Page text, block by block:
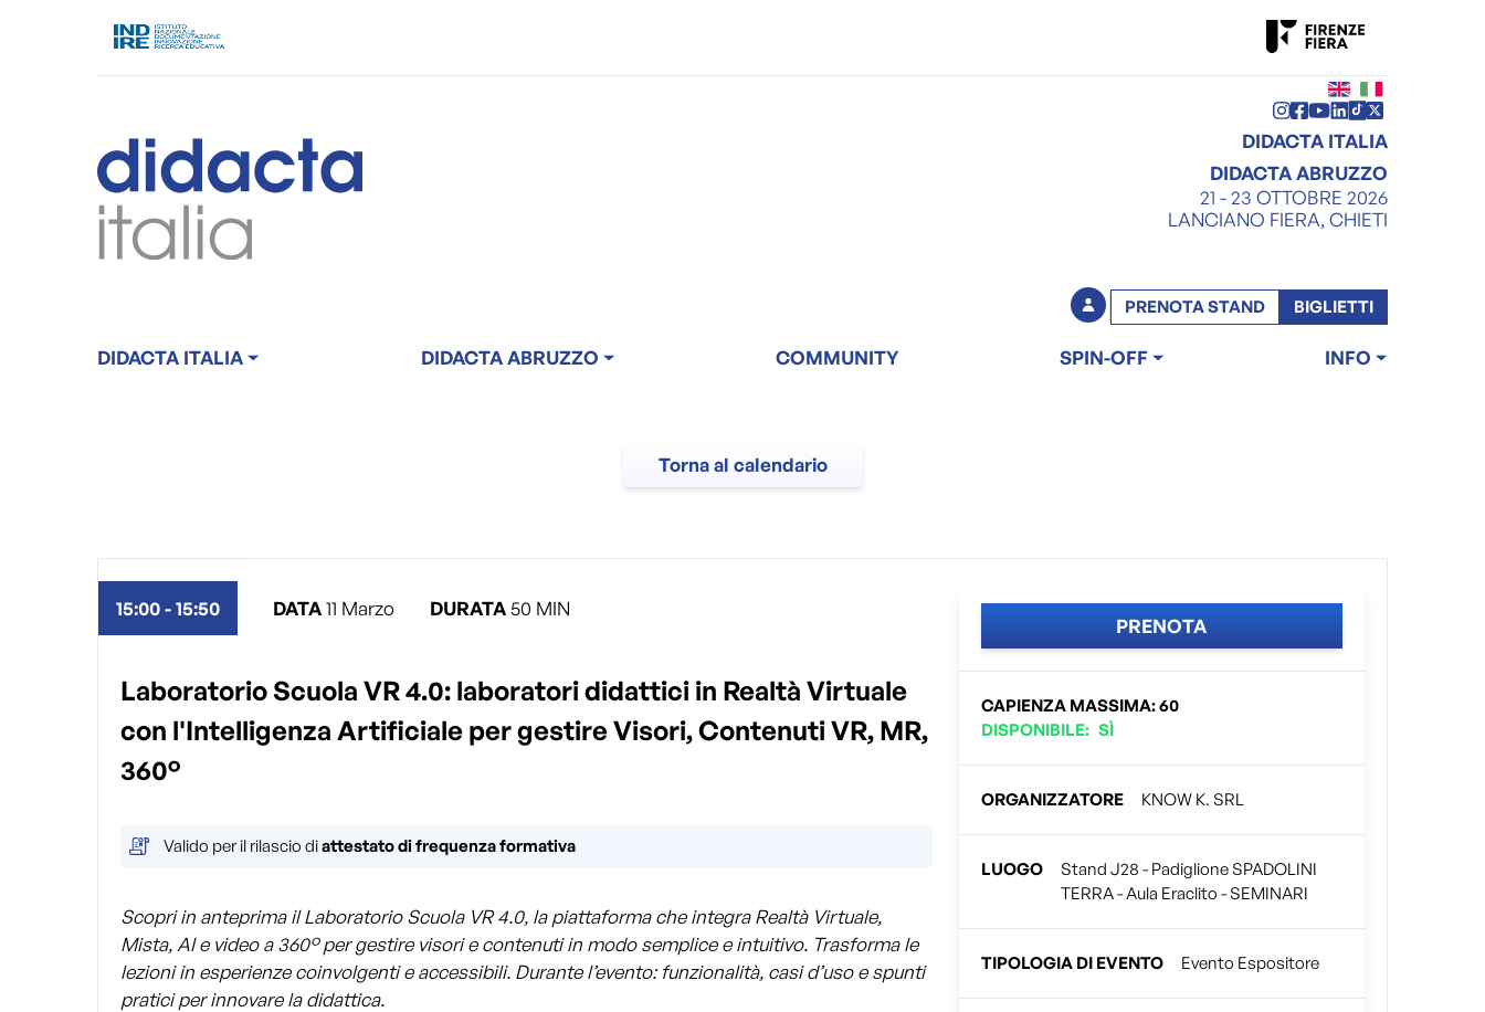
DIDACTA ITALIA
DIDACTA ABRUZZO
21 - 23 OTTOBRE 2026
LANCIANO FIERA, CHIETI
PRENOTA STAND BIGLIETTI
DIDACTA ITALIA DIDACTA ABRUZZO COMMUNITY SPIN-OFF INFO
Torna al calendario
15:00-15:50 DATA11 Marzo DURATA 50 MIN
Laboratorio Scuola VR 4.0: laboratori didattici in Realtà Virtuale
con l'Intelligenza Artificiale per gestire Visori, Contenuti VR, MR,
360°
Valido per il rilascio diattestato di frequenza formativa
Scopri in anteprima il Laboratorio Scuola VR 4.0, la piattaforma che integra Realtà Virtuale,
Mista, AI e video a 360° per gestire visori e contenuti in modo semplice e intuitivo. Trasforma le
lezioni in esperienze coinvolgenti e accessibili. Durante l’evento: funzionalità, casi d’uso e spunti
pratici per innovare la didattica.
PRENOTA
CAPIENZA MASSIMA:60
DISPONIBILE: SÌ
ORGANIZZATORE KNOW K. SRL
LUOGO
Stand J28 - Padiglione SPADOLINI
TERRA - Aula Eraclito - SEMINARI
TIPOLOGIA DI EVENTO Evento Espositore